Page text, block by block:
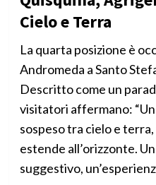
Cielo e Terra
La quarta posizione è
Andromeda a Santo
Descritto come un
visitatori affermano:
sospeso tra cielo e
estende all’orizzonte.
suggestivo,